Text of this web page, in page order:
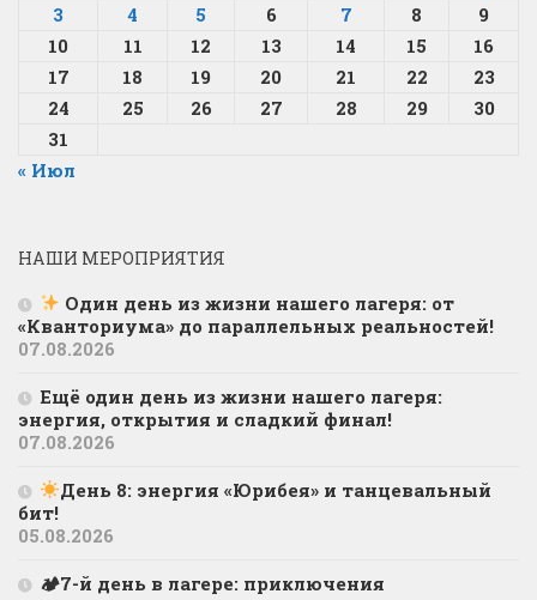
3
4 5 6 7 8
9
10
11 12 13 14 15
16
17
18 19 20 21 22
23
24
25 26 27 28 29
30
31
« Июл
НАШИ МЕРОПРИЯТИЯ
Один день из жизни нашего лагеря: от
«Кванториума» до параллельных реальностей!
07.08.2026
Ещё один день из жизни нашего лагеря:
энергия, открытия и сладкий финал!
07.08.2026
День 8: энергия «Юрибея» и танцевальный
бит!
05.08.2026
🏕7-й день в лагере: приключения